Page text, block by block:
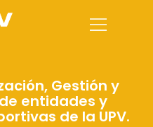
Gestión y
entidades y
de la UPV.